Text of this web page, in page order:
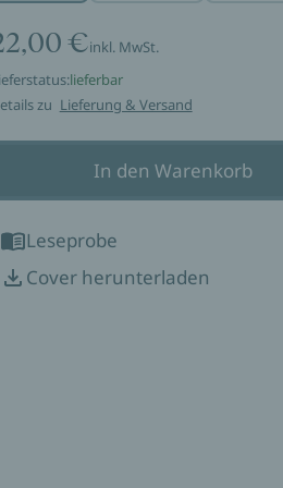
€inkl. MwSt.
lieferbar
zu Lieferung & Versand
In den Warenkorb
Leseprobe
Cover herunterladen